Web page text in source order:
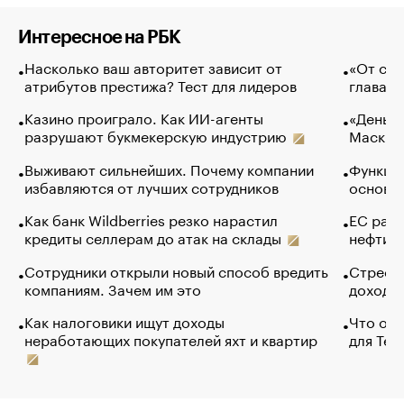
Интересное на РБК
Насколько ваш авторитет зависит от
атрибутов престижа? Тест для лидеров
Казино проиграло. Как ИИ-агенты
разрушают букмекерскую индустрию
Выживают сильнейших. Почему компании
избавляются от лучших сотрудников
Как банк Wildberries резко нарастил
кредиты селлерам до атак на склады
Сотрудники открыли новый способ вредить
компаниям. Зачем им это
Как налоговики ищут доходы
неработающих покупателей яхт и квартир
«От
глава
Маск в
основ
ЕС
нефти
Что
для